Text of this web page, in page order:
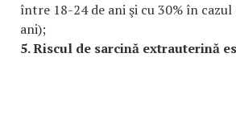
între 18-24 de ani şi cu 30% în
ani);
5. Riscul de sarcină extrauterină